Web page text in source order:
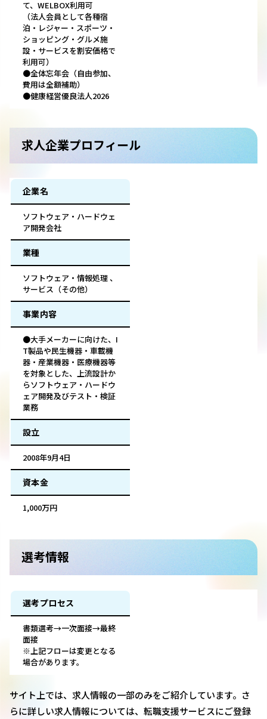
て、WELBOX利用可
（法人会員として各種宿
泊・レジャー・スポーツ・
ショッピング・グルメ施
設・サービスを割安価格で
利用可）
●全体忘年会（自由参加、
費用は全額補助）
●健康経営優良法人2026
求人企業プロフィール
企業名
ソフトウェア・ハードウェ
ア開発会社
業種
ソフトウェア・情報処理 、
サービス（その他）
事業内容
●大手メーカーに向けた、I
T製品や民生機器・車載機
器・産業機器・医療機器等
を対象とした、上流設計か
らソフトウェア・ハードウ
ェア開発及びテスト・検証
業務
設立
2008年9月4日
資本金
1,000万円
選考情報
選考プロセス
書類選考→一次面接→最終
面接
※上記フローは変更となる
場合があります。
サイト上では、求人情報の一部のみをご紹介しています。さ
らに詳しい求人情報については、転職支援サービスにご登録